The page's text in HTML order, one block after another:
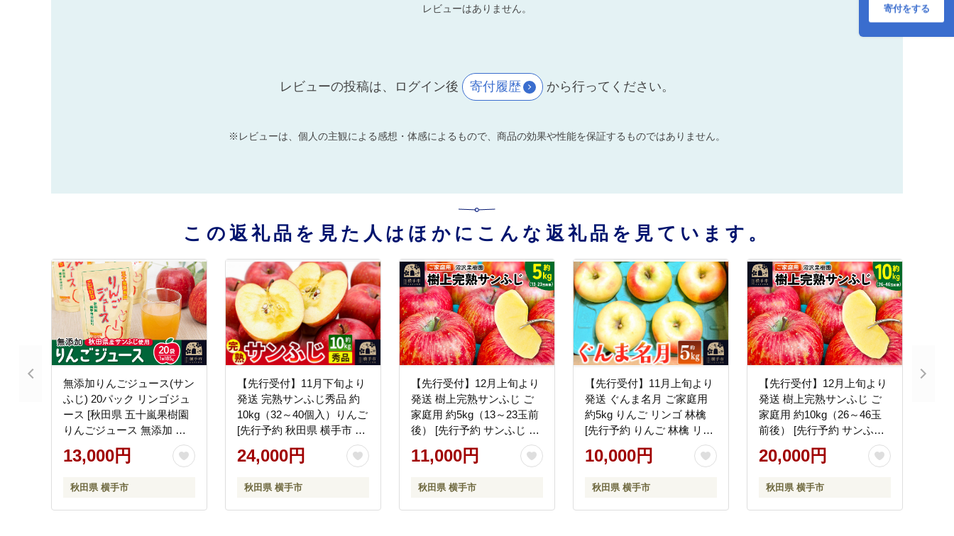
果物 フルーツ ふじ
フジ 【りんご】特
寄付をする
レビューはありません。
レビューの投稿は、ログイン後 寄付履歴 から行ってください。
※レビューは、個人の主観による感想・体感によるもので、商品の効果や性能を保証するものではありません。
この返礼品を見た人はほかにこんな返礼品を見ています。
無添加りんごジュース(サン
ふじ) 20パック リンゴジュ
ース [秋田県 五十嵐果樹園
りんごジュース 無添加 り
んご リンゴ 林檎 ストレー
ト 無添加 果汁100%]
13,000円
秋田県 横手市
【先行受付】11月下旬より
発送 完熟サンふじ秀品 約
10kg（32～40個入）りんご
[先行予約 秋田県 横手市 林
檎 リンゴ 果物 フルーツ 減
農薬栽培 有機質栽培 無袋
ンフジ 【りんご】特集]
24,000円
秋田県 横手市
【先行受付】12月上旬より
発送 樹上完熟サンふじ ご
家庭用 約5kg（13～23玉前
後） [先行予約 サンふじ サ
ンフジ 林檎 リンゴ 家庭用
不揃い おまかせ 【りん
11,000円
秋田県 横手市
【先行受付】11月上旬より
発送 ぐんま名月 ご家庭用
約5kg りんご リンゴ 林檎
[先行予約 りんご 林檎 リン
ゴ 群馬名月 果物 フルーツ
横手産 秋田産 秋田県産]
10,000円
秋田県 横手市
【先行受付】12月上旬より
発送 樹上完熟サンふじ ご
家庭用 約10kg（26～46玉
前後） [先行予約 サンふじ
サンフジ 林檎 リンゴ 家庭
用 不揃い おまかせ 【りん
20,000円
秋田県 横手市